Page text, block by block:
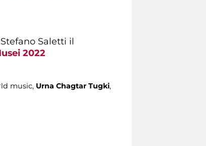
Saletti il
2022
music, Urna Chagtar Tugki,